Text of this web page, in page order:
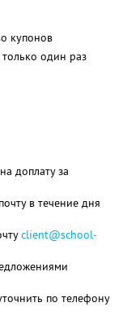
купонов
один раз
доплату за
в течение дня
client@school-
по телефону